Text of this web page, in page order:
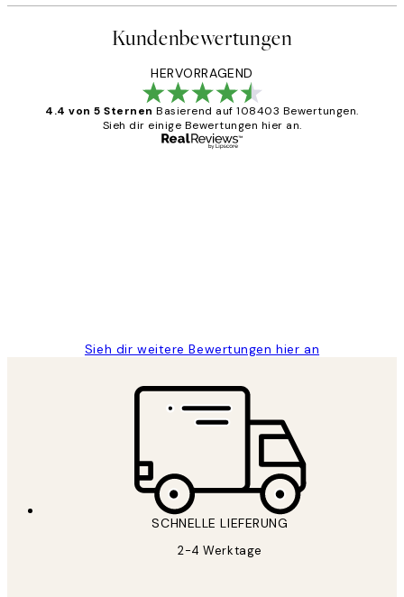
Kundenbewertungen
HERVORRAGEND
4.4 von 5 Sternen Basierend auf 108403 Bewertungen.
Sieh dir einige Bewertungen hier an.
Sieh dir weitere Bewertungen hier an
SCHNELLE LIEFERUNG
2-4 Werktage